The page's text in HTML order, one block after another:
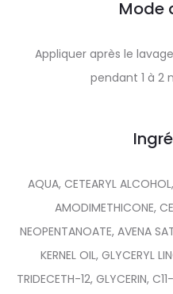
Mode
Appliquer après le
pendant 1 à 2
AQUA, CETEARYL
AMODIMETHICONE,
NEOPENTANOATE, AVENA
KERNEL OIL, GLYCERYL
TRIDECETH-12, GLYCERIN,